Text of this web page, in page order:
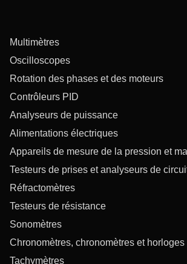
Multimètres
Oscilloscopes
Rotation des phases et des moteurs
Contrôleurs PID
Analyseurs de puissance
Alimentations électriques
Appareils de mesure de la pression et
Testeurs de prises et analyseurs de
Réfractomètres
Testeurs de résistance
Sonomètres
Chronomètres, chronomètres et horloges
Tachymètres